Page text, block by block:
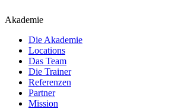
Akademie
Die Akademie
Locations
Das Team
Die Trainer
Referenzen
Partner
Mission